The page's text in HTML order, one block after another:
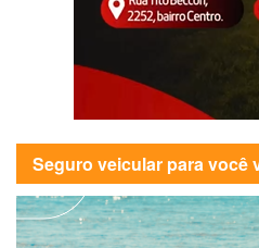
Seguro veicular para você